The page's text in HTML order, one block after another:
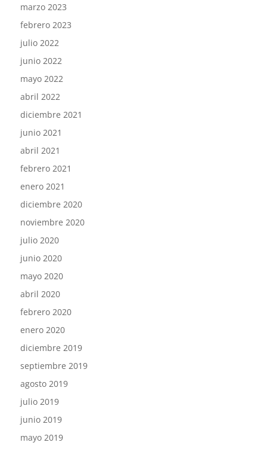
marzo 2023
febrero 2023
julio 2022
junio 2022
mayo 2022
abril 2022
diciembre 2021
junio 2021
abril 2021
febrero 2021
enero 2021
diciembre 2020
noviembre 2020
julio 2020
junio 2020
mayo 2020
abril 2020
febrero 2020
enero 2020
diciembre 2019
septiembre 2019
agosto 2019
julio 2019
junio 2019
mayo 2019